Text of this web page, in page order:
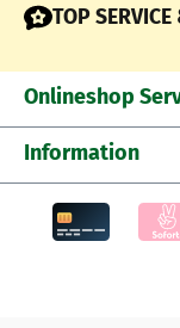
TOP
Onlineshop
Information